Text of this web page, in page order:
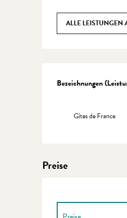
ALLE LEISTUNGEN
Bezeichnungen
Bezeichnungen
Gîtes de France
Preise